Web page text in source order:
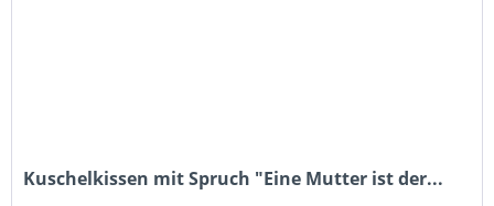
Kuschelkissen mit Spruch "Eine Mutter ist der...